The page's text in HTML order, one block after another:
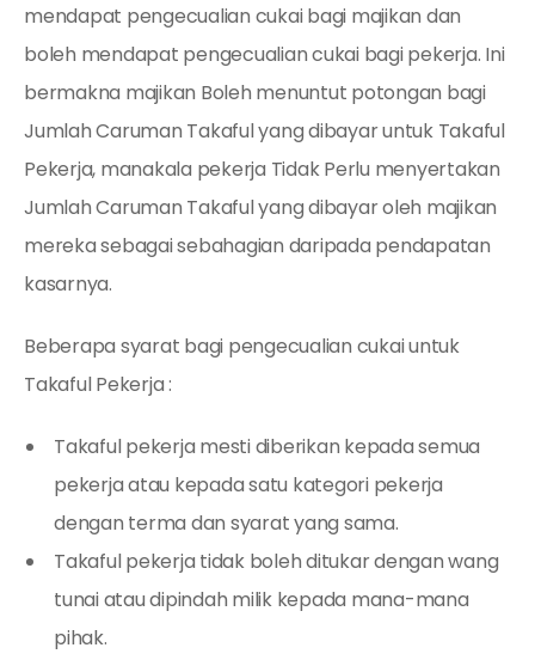
mendapat pengecualian cukai bagi majikan dan
boleh mendapat pengecualian cukai bagi pekerja. Ini
bermakna majikan Boleh menuntut potongan bagi
Jumlah Caruman Takaful yang dibayar untuk Takaful
Pekerja, manakala pekerja Tidak Perlu menyertakan
Jumlah Caruman Takaful yang dibayar oleh majikan
mereka sebagai sebahagian daripada pendapatan
kasarnya.
Beberapa syarat bagi pengecualian cukai untuk
Takaful Pekerja :
Takaful pekerja mesti diberikan kepada semua
pekerja atau kepada satu kategori pekerja
dengan terma dan syarat yang sama.
Takaful pekerja tidak boleh ditukar dengan wang
tunai atau dipindah milik kepada mana-mana
pihak.